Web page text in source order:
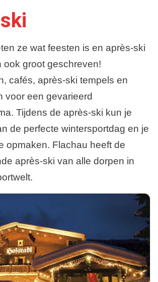
ze wat feesten is en après-ski
ook groot geschreven!
cafés, après-ski tempels en
voor een gevarieerd
Tijdens de après-ski kun je
de perfecte wintersportdag en je
opmaken. Flachau heeft de
après-ski van alle dorpen in
Route